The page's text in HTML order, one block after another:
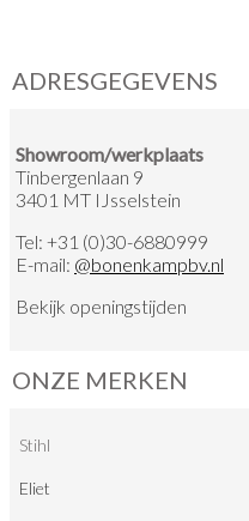
ADRESGEGEVENS
Showroom/werkplaats
Tinbergenlaan 9
3401 MT IJsselstein
Tel: +31 (0)30-6880999
E-mail: @bonenkampbv.nl
Bekijk openingstijden
ONZE MERKEN
Stihl
Eliet